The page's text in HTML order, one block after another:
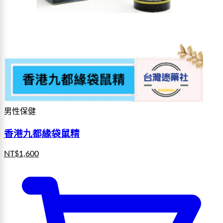
男性保健
香港九都緣袋鼠精
NT$1,600